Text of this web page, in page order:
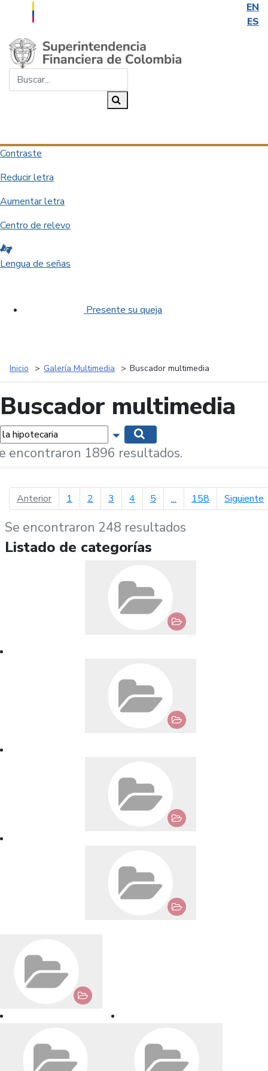
EN
ES
Saltar al contenido principal
Contraste
Reducir letra
Aumentar letra
Centro de relevo
Lengua de señas
Presente su queja
Inicio Galería Multimedia Buscador multimedia
Buscador multimedia
Mostrar opciones de búsqueda
encontraron 1896 resultados.
Anteriorpágina anterior
1 2 3 4 5 ... 158 Siguiente
Se encontraron 248 resultados
Listado de categorías